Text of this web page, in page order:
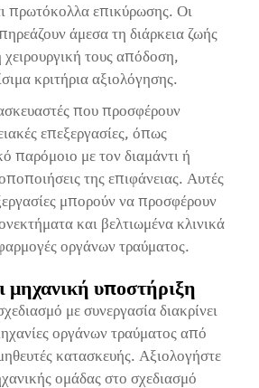
πρωτόκολλα επικύρωσης. Οι
άμεσα τη διάρκεια ζωής
τους απόδοση,
κριτήρια αξιολόγησης.
που προσφέρουν
επεξεργασίες, όπως
παρόμοιο με τον διαμάντι ή
της επιφάνειας. Αυτές
μπορούν να προσφέρουν
και βελτιωμένα κλινικά
οργάνων τραύματος.
μηχανική υποστήριξη
με συνεργασία διακρίνει
οργάνων τραύματος από
κατασκευής. Αξιολογήστε
ομάδας στο σχεδιασμό